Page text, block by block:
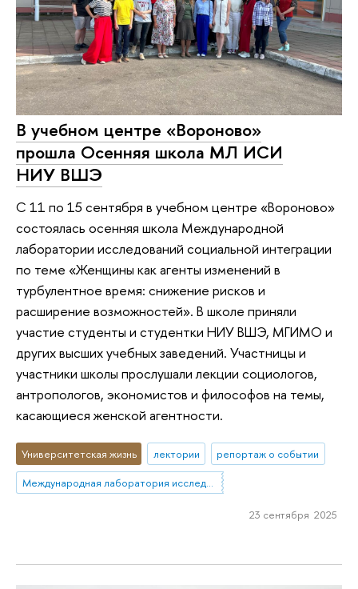
В учебном центре «Вороново»
прошла Осенняя школа МЛ ИСИ
НИУ ВШЭ
С 11 по 15 сентября в учебном центре «Вороново»
состоялась осенняя школа Международной
лаборатории исследований социальной интеграции
по теме «Женщины как агенты изменений в
турбулентное время: снижение рисков и
расширение возможностей». В школе приняли
участие студенты и студентки НИУ ВШЭ, МГИМО и
других высших учебных заведений. Участницы и
участники школы прослушали лекции социологов,
антропологов, экономистов и философов на темы,
касающиеся женской агентности.
Университетская жизнь лектории
репортаж о событии
Международная лаборатория исследований социальной интеграции
23 сентября 2025